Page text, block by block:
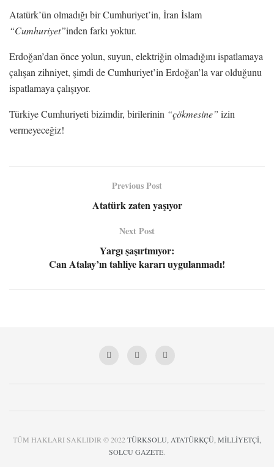
Atatürk’ün olmadığı bir Cumhuriyet’in, İran İslam
“Cumhuriyet”inden farkı yoktur.
Erdoğan’dan önce yolun, suyun, elektriğin olmadığını ispatlamaya
çalışan zihniyet, şimdi de Cumhuriyet’in Erdoğan’la var olduğunu
ispatlamaya çalışıyor.
Türkiye Cumhuriyeti bizimdir, birilerinin “çökmesine” izin
vermeyeceğiz!
Previous Post
Atatürk zaten yaşıyor
Next Post
Yargı şaşırtmıyor:
Can Atalay’ın tahliye kararı uygulanmadı!
TÜM HAKLARI SAKLIDIR © 2022 TÜRKSOLU, ATATÜRKÇÜ, MİLLİYETÇİ,
SOLCU GAZETE